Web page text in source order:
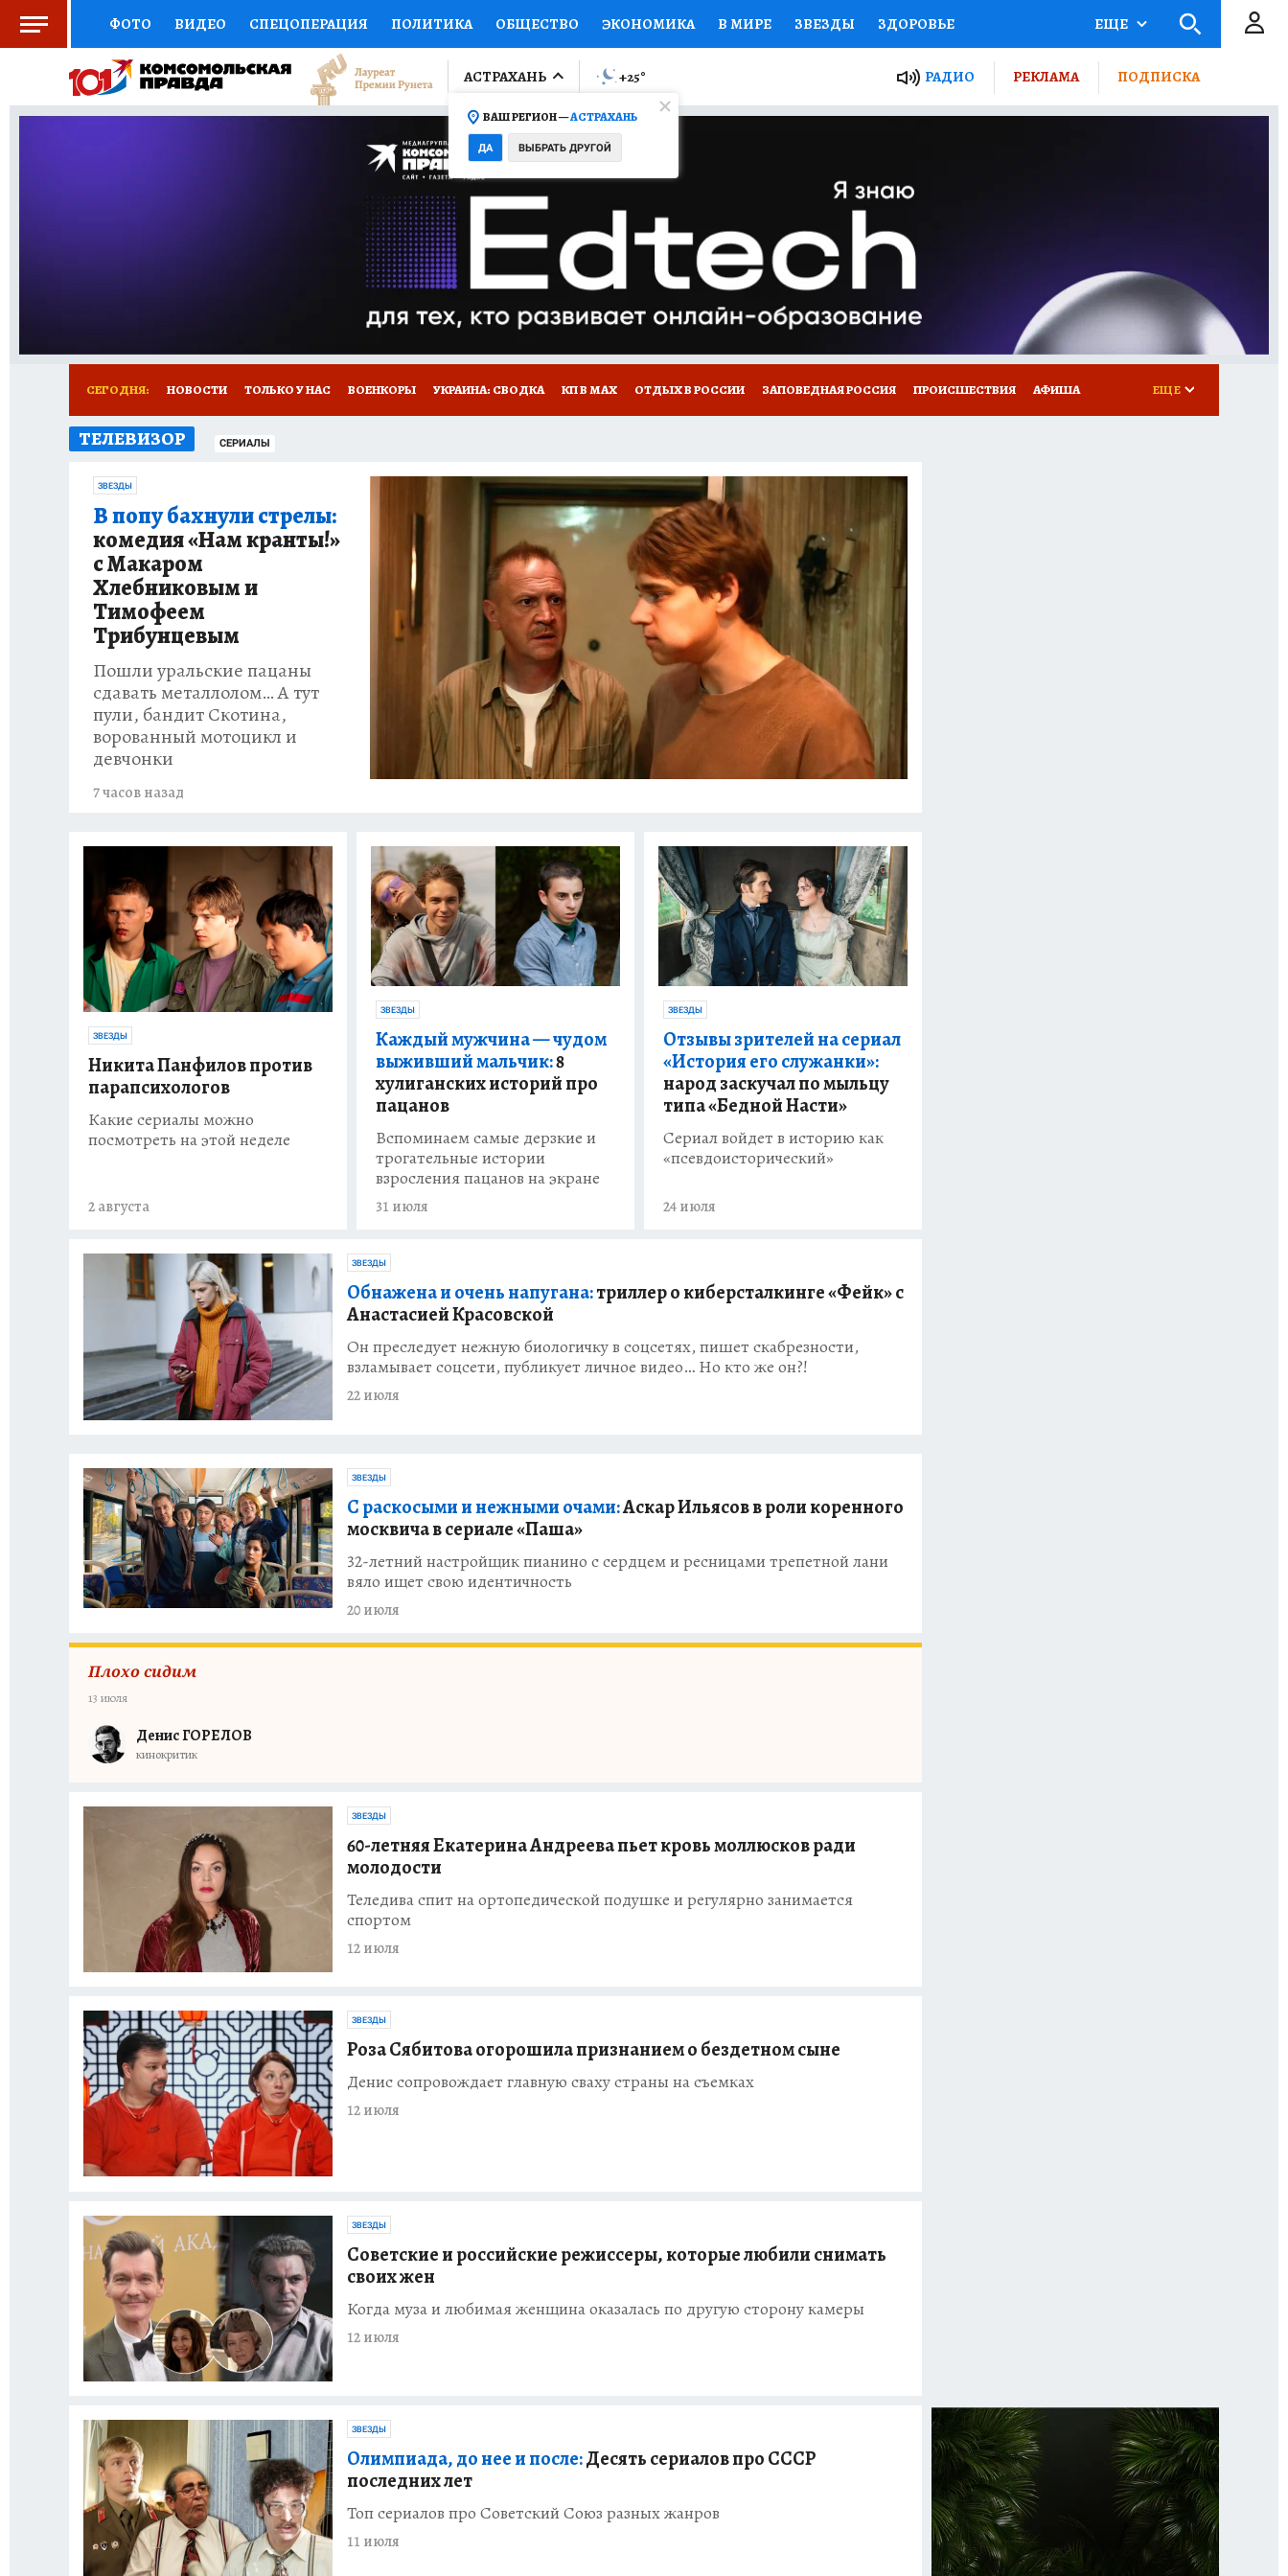
ФОТО ВИДЕО СПЕЦОПЕРАЦИЯ ПОЛИТИКА ОБЩЕСТВО ЭКОНОМИКА В МИРЕ ЗВЕЗДЫ ЗДОРОВЬЕ
СОЦПОДДЕРЖКА НАУКА СПОРТ КОЛУМНИСТЫ ПРОИСШЕСТВИЯ НАЦИОНАЛЬНЫЕ ПРОЕКТЫ РОССИИ
ВЫБОР ЭКСПЕРТОВ ДОКТОР ФИНАНСЫ ОТКРЫВАЕМ МИР Я ЗНАЮ СЕМЬЯ ЖЕНСКИЕ СЕКРЕТЫ ПУТЕВОДИТЕЛЬ
ПРОГНОЗЫ НА СПОРТ ПРОМОКОДЫ СЕРИАЛЫ
ТЕЛЕВИЗОР КОЛЛЕКЦИИ КОНКУРСЫ ГИД ПОТРЕБИТЕЛЯ
НОВОЕ НА САЙТЕ
ЕЩЕ
АСТРАХАНЬ
ВАШ РЕГИОН —АСТРАХАНЬ
ДА ВЫБРАТЬ ДРУГОЙ
+25° РАДИО РЕКЛАМА ПОДПИСКА
СЕГОДНЯ: НОВОСТИ ТОЛЬКО У НАС ВОЕНКОРЫ УКРАИНА: СВОДКА КП В МАХ ОТДЫХ В РОССИИ ЗАПОВЕДНАЯ РОССИЯ ПРОИСШЕСТВИЯ АФИША
ИСПЫТАНО НА СЕБЕ
ЕЩЕ
ТЕЛЕВИЗОР СЕРИАЛЫ
ЗВЕЗДЫ
В попу бахнули стрелы:
комедия «Нам кранты!»
с Макаром
Хлебниковым и
Тимофеем
Трибунцевым
Пошли уральские пацаны
сдавать металлолом… А тут
пули, бандит Скотина,
ворованный мотоцикл и
девчонки
7 часов назад
ЗВЕЗДЫ
Никита Панфилов против
парапсихологов
Какие сериалы можно
посмотреть на этой неделе
2 августа
ЗВЕЗДЫ
Каждый мужчина — чудом
выживший мальчик:8
хулиганских историй про
пацанов
Вспоминаем самые дерзкие и
трогательные истории
взросления пацанов на экране
31 июля
ЗВЕЗДЫ
Отзывы зрителей на сериал
«История его служанки»:
народ заскучал по мыльцу
типа «Бедной Насти»
Сериал войдет в историю как
«псевдоисторический»
24 июля
ЗВЕЗДЫ
Обнажена и очень напугана:триллер о киберсталкинге «Фейк» с
Анастасией Красовской
Он преследует нежную биологичку в соцсетях, пишет скабрезности,
взламывает соцсети, публикует личное видео… Но кто же он?!
22 июля
ЗВЕЗДЫ
С раскосыми и нежными очами:Аскар Ильясов в роли коренного
москвича в сериале «Паша»
32-летний настройщик пианино с сердцем и ресницами трепетной лани
вяло ищет свою идентичность
20 июля
Плохо сидим
13 июля
Денис ГОРЕЛОВ
кинокритик
ЗВЕЗДЫ
60-летняя Екатерина Андреева пьет кровь моллюсков ради
молодости
Теледива спит на ортопедической подушке и регулярно занимается
спортом
12 июля
ЗВЕЗДЫ
Роза Сябитова огорошила признанием о бездетном сыне
Денис сопровождает главную сваху страны на съемках
12 июля
ЗВЕЗДЫ
Советские и российские режиссеры, которые любили снимать
своих жен
Когда муза и любимая женщина оказалась по другую сторону камеры
12 июля
ЗВЕЗДЫ
Олимпиада, до нее и после:Десять сериалов про СССР
последних лет
Топ сериалов про Советский Союз разных жанров
11 июля